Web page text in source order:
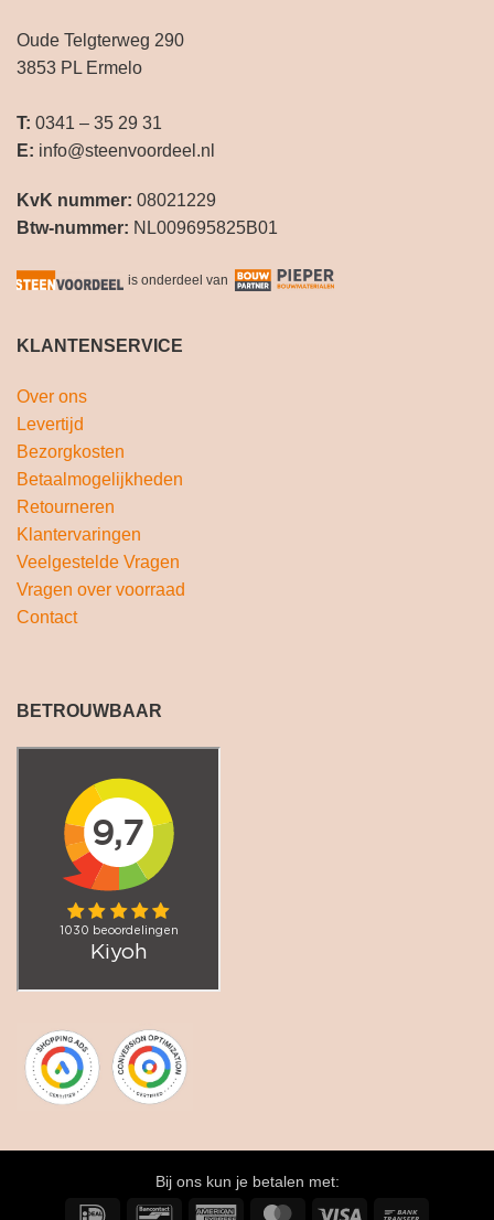
Oude Telgterweg 290
3853 PL Ermelo
T: 0341 – 35 29 31
E: info@steenvoordeel.nl
KvK nummer: 08021229
Btw-nummer: NL009695825B01
is onderdeel van
KLANTENSERVICE
Over ons
Levertijd
Bezorgkosten
Betaalmogelijkheden
Retourneren
Klantervaringen
Veelgestelde Vragen
Vragen over voorraad
Contact
BETROUWBAAR
Bij ons kun je betalen met:
IDeal
BancontactAmerican MasterCardVisa